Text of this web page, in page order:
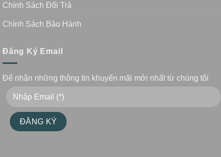
Chính Sách Đổi Trả
Chính Sách Bảo Hành
Đăng Ký Email
Để nhận những thông tin khuyến mãi mới nhất từ chúng tôi